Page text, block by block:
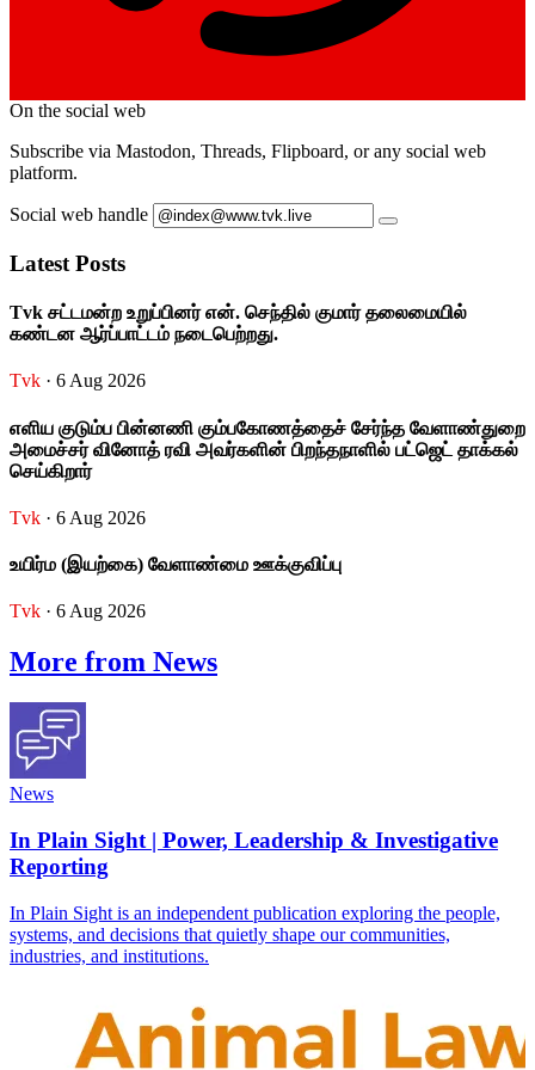
On the social web
Subscribe via Mastodon, Threads, Flipboard, or any social web
platform.
Social web handle
Latest Posts
Tvk சட்டமன்ற உறுப்பினர் என். செந்தில் குமார் தலைமையில்
கண்டன ஆர்ப்பாட்டம் நடைபெற்றது.
Tvk · 6 Aug 2026
எளிய குடும்ப பின்னணி கும்பகோணத்தைச் சேர்ந்த வேளாண்துறை
அமைச்சர் வினோத் ரவி அவர்களின் பிறந்தநாளில் பட்ஜெட் தாக்கல்
செய்கிறார்
Tvk · 6 Aug 2026
உயிர்ம (இயற்கை) வேளாண்மை ஊக்குவிப்பு
Tvk · 6 Aug 2026
More from News
News
In Plain Sight | Power, Leadership & Investigative
Reporting
In Plain Sight is an independent publication exploring the people,
systems, and decisions that quietly shape our communities,
industries, and institutions.